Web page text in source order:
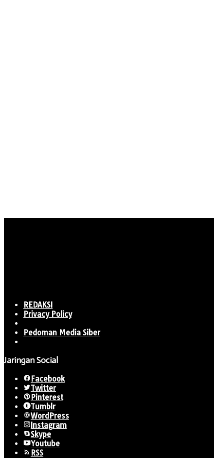
REDAKSI
Privacy Policy
Pedoman Media Siber
Jaringan Social
Facebook
Twitter
Pinterest
Tumblr
WordPress
Instagram
Skype
Youtube
RSS